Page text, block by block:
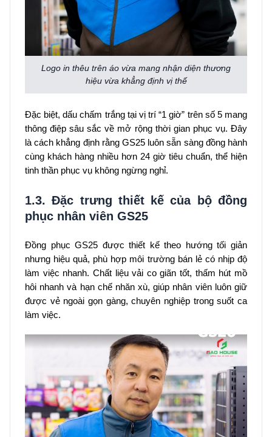
Logo in thêu trên áo vừa mang nhận diện thương
hiệu vừa khẳng định vị thế
Đặc biệt, dấu chấm trắng tại vị trí “1 giờ” trên số 5 mang
thông điệp sâu sắc về mở rộng thời gian phục vụ. Đây
là cách khẳng định rằng GS25 luôn sẵn sàng đồng hành
cùng khách hàng nhiều hơn 24 giờ tiêu chuẩn, thể hiện
tinh thần phục vụ không ngừng nghỉ.
1.3. Đặc trưng thiết kế của bộ đồng
phục nhân viên GS25
Đồng phục GS25 được thiết kế theo hướng tối giản
nhưng hiệu quả, phù hợp môi trường bán lẻ có nhịp độ
làm việc nhanh. Chất liệu vải co giãn tốt, thấm hút mồ
hôi nhanh và hạn chế nhăn xù, giúp nhân viên luôn giữ
được vẻ ngoài gọn gàng, chuyên nghiệp trong suốt ca
làm việc.